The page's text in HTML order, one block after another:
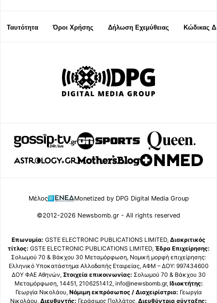
Ταυτότητα Όροι Χρήσης Δήλωση Εχεμύθειας Κώδικας
Μέλος Monetized by DPG Digital Media Group
©2012-2026 Newsbomb.gr - All rights reserved
Επωνυμία: GSTE ELECTRONIC PUBLICATIONS LIMITED, Διακριτικός
τίτλος: GSTE ELECTRONIC PUBLICATIONS LIMITED, Έδρα Επιχείρησης:
Σολωμού 70 & Βάκχου 30 Μεταμόρφωση, Νομική μορφή επιχείρησης:
Ελληνικό Υποκατάστημα Αλλοδαπής Εταιρείας, ΑΦΜ – ΔΟΥ: 997434600
ΔΟΥ ΦΑΕ Αθηνών, Στοιχεία επικοινωνίας: Σολωμού 70 & Βάκχου 30
Μεταμόρφωση, 14451, 2106251412, info@newsbomb.gr, Ιδιοκτήτης:
Γεωργία Νικολάου, Νόμιμη εκπρόσωπος / Διαχειρίστρια: Γεωργία
Νικολάου, Διευθυντής: Γεράσιμος Πολλάτος, Διευθύντρια σύνταξης: